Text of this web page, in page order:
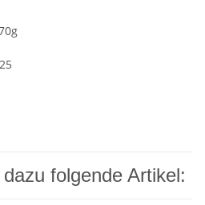
folgende Artikel: